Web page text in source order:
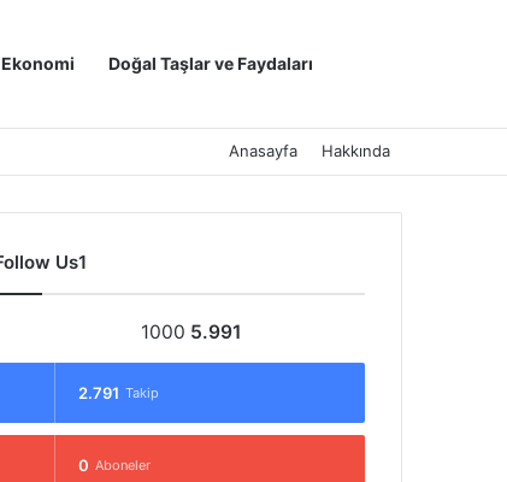
Ekonomi Doğal Taşlar ve Faydaları
Anasayfa Hakkında
Us1
1000 5.991
2.791 Takip
0 Aboneler